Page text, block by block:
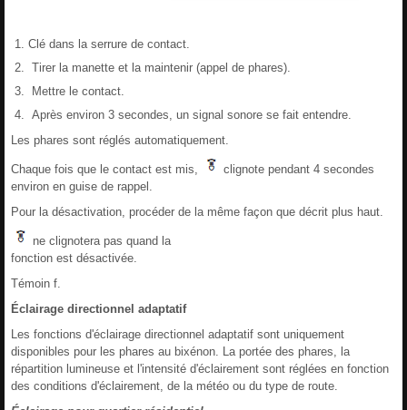
Clé dans la serrure de contact.
Tirer la manette et la maintenir (appel de phares).
Mettre le contact.
Après environ 3 secondes, un signal sonore se fait entendre.
Les phares sont réglés automatiquement.
Chaque fois que le contact est mis,
clignote pendant 4 secondes
environ en guise de rappel.
Pour la désactivation, procéder de la même façon que décrit plus haut.
ne clignotera pas quand la
fonction est désactivée.
Témoin f.
Éclairage directionnel adaptatif
Les fonctions d'éclairage directionnel adaptatif sont uniquement
disponibles pour les phares au bixénon. La portée des phares, la
répartition lumineuse et l'intensité d'éclairement sont réglées en fonction
des conditions d'éclairement, de la météo ou du type de route.